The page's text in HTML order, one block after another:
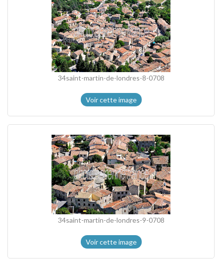
34saint-martin-de-londres-8-0708
Voir cette image
34saint-martin-de-londres-9-0708
Voir cette image